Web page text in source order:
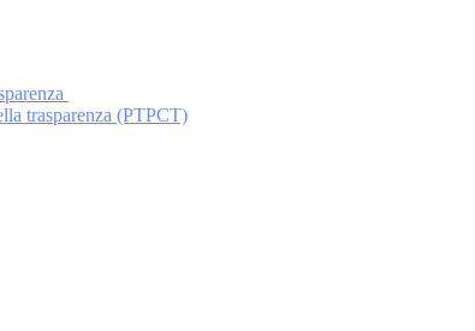
trasparenza (PTPCT)